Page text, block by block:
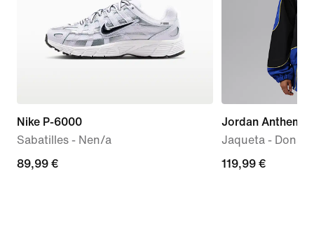
Nike P-6000
Sabatilles - Nen/a
89,99 €
89,99 €
Jordan Anthem
Jaqueta - Dona
119,99 €
119,99 €